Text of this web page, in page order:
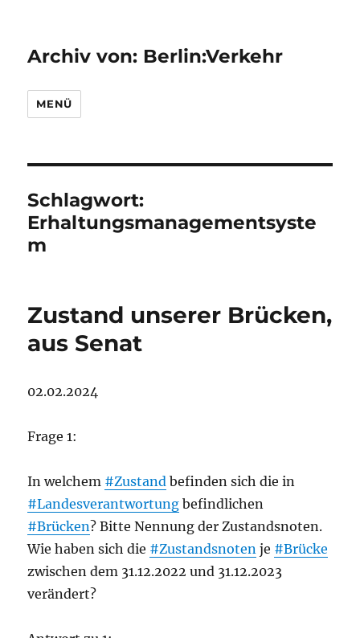
Archiv von: Berlin:Verkehr
MENÜ
Schlagwort:
Erhaltungsmanagementsyste
m
Zustand unserer Brücken,
aus Senat
02.02.2024
Frage 1:
In welchem #Zustand befinden sich die in
#Landesverantwortung befindlichen
#Brücken? Bitte Nennung der Zustandsnoten.
Wie haben sich die #Zustandsnoten je #Brücke
zwischen dem 31.12.2022 und 31.12.2023
verändert?